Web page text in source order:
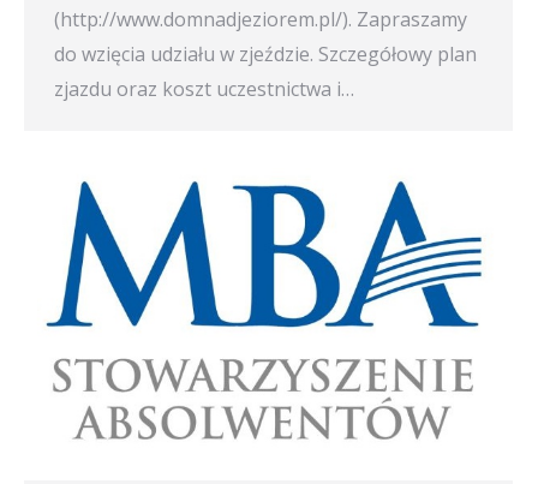
(http://www.domnadjeziorem.pl/). Zapraszamy
do wzięcia udziału w zjeździe. Szczegółowy plan
zjazdu oraz koszt uczestnictwa i…